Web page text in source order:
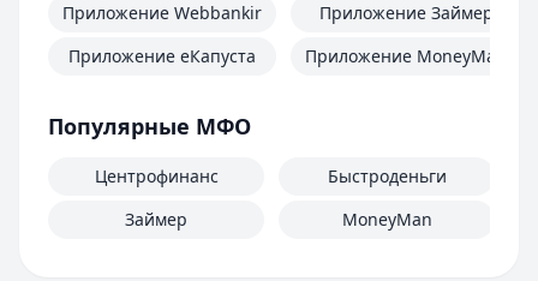
Приложение Webbankir
Приложение еКапуста
Приложение Займер
Приложение MoneyMan
Популярные МФО
Центрофинанс
Займер
Быстроденьги
MoneyMan